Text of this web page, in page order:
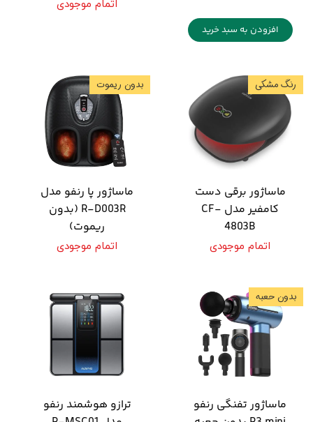
افزودن به سبد خرید
اتمام موجودی
ماساژور برقی دست
کامفیر مدل CF-
4803B
اتمام موجودی
رنگ مشکی
ماساژور پا رنفو مدل
R-D003R (بدون
ریموت)
اتمام موجودی
بدون ریموت
ماساژور تفنگی رنفو
بدون حعبه
ترازو هوشمند رنفو